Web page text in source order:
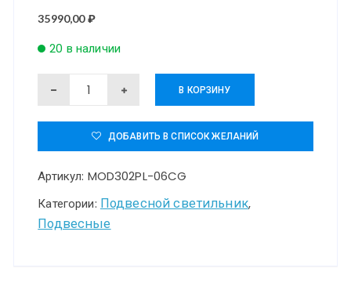
35990,00₽
20 в наличии
Количество
Подвесной
светильник
Maytoni
MOD302PL-
06CG
В КОРЗИНУ
ДОБАВИТЬ В СПИСОК ЖЕЛАНИЙ
Артикул: MOD302PL-06CG
Категории: Подвесной светильник,
Подвесные